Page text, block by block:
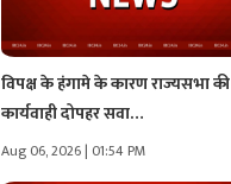
विपक्ष के हंगामे के कारण राज्यसभा की
कार्यवाही दोपहर सवा…
Aug 06, 2026 | 01:54 PM